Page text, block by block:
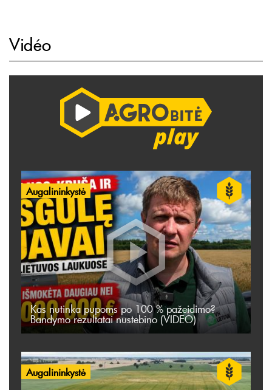
Vidéo
Augalininkystė
Kas nutinka pupoms po 100 % pažeidimo?
Bandymo rezultatai nustebino (VIDEO)
Augalininkystė